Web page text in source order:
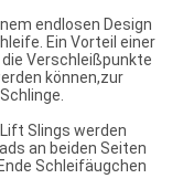
endlosen Design
Ein Vorteil einer
Verschleißpunkte
können,zur
Lift Slings werden
an beiden Seiten
Schleifäugchen